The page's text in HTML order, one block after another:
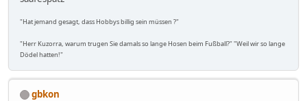
"Hat jemand gesagt, dass Hobbys billig sein müssen ?"
"Herr Kuzorra, warum trugen Sie damals so lange Hosen beim Fußball?" "Weil wir so lange
Dödel hatten!"
gbkon